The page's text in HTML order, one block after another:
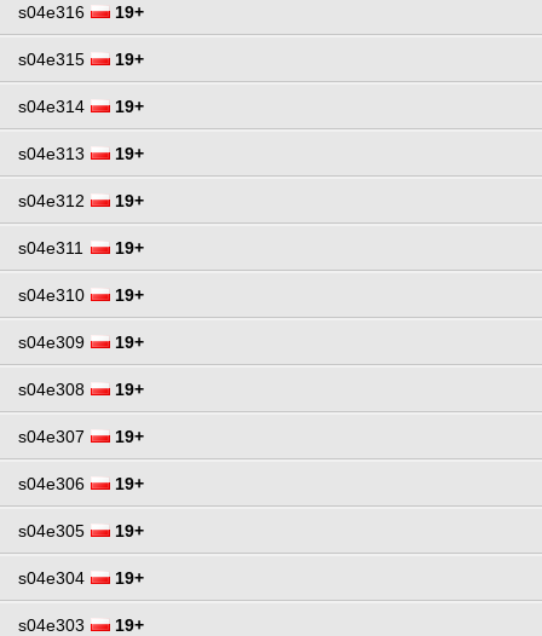
s04e316 19+
s04e315 19+
s04e314 19+
s04e313 19+
s04e312 19+
s04e311 19+
s04e310 19+
s04e309 19+
s04e308 19+
s04e307 19+
s04e306 19+
s04e305 19+
s04e304 19+
s04e303 19+